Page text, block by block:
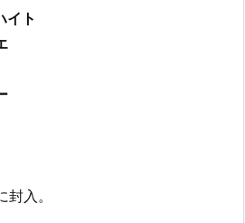
イト
入。